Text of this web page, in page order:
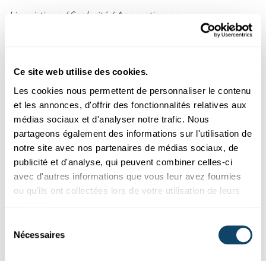
Ce site web utilise des cookies.
Les cookies nous permettent de personnaliser le contenu
et les annonces, d'offrir des fonctionnalités relatives aux
médias sociaux et d'analyser notre trafic. Nous
partageons également des informations sur l'utilisation de
notre site avec nos partenaires de médias sociaux, de
publicité et d'analyse, qui peuvent combiner celles-ci
avec d'autres informations que vous leur avez fournies
ou qu'ils ont collectées lors de votre utilisation de leurs
Nécessaires
Linguistique / Scolarité / Apprentissage
Ce rapport du LUCET présente les premières données
Luxembourg. Il indique que laflexibilité linguistique
nombreux élèves et contribuer à réduire certaines
inégalités éducatives.
Les élèves des EPS obtiennent en général de meilleurs
résultats en mathématiques que ceux du curriculum
luxembourgeois, y compris parmi les élèves issus de
milieux moins favorisés ou ne parlant ni luxembourgeois
ni allemand à la maison. En matière de langues, les EPS
rapproche de la langue familiale.